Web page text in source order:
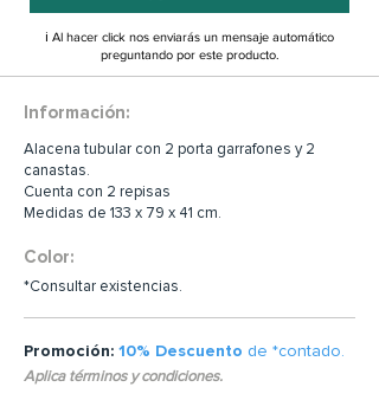
ℹ️ Al hacer click nos enviarás un mensaje automático
preguntando por este producto.
Información:
Alacena tubular con 2 porta garrafones y 2
canastas.
Cuenta con 2 repisas
Medidas de 133 x 79 x 41 cm.
Color:
*Consultar existencias.
Promoción: 10% Descuento de *contado.
Aplica términos y condiciones.